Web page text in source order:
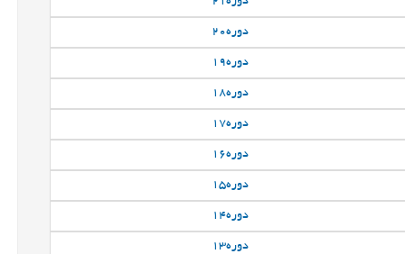
دوره20
دوره19
دوره18
دوره17
دوره16
دوره15
دوره14
دوره13